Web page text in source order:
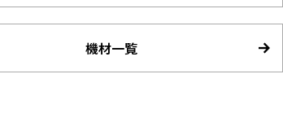
機材一覧